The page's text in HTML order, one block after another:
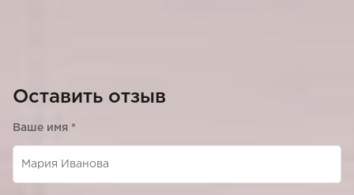
Оставить отзыв
Ваше имя *